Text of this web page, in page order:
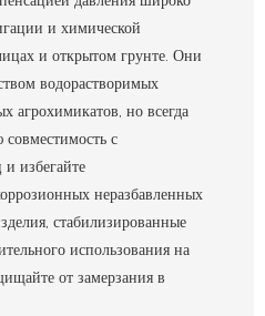
и химической
и открытом грунте. Они
водорастворимых
агрохимикатов, но всегда
с
избегайте
неразбавленных
стабилизированные
использования на
от замерзания в